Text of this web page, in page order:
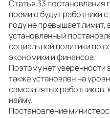
Статья 33 постановления
премию будут работники
году не превышает лимит,
установленный
социальной политики по
экономики и финансов.
Поэтому нет уверенности
также установлен на
самозанятых работников,
найму.
Постановление